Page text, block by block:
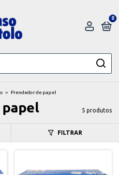
0
> Prendedor de papel
5 produtos
FILTRAR